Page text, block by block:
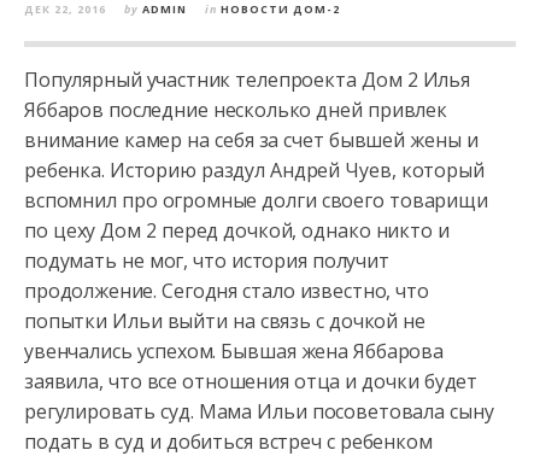
ДЕК 22, 2016 by ADMIN in НОВОСТИ ДОМ-2
Популярный участник телепроекта Дом 2 Илья
Яббаров последние несколько дней привлек
внимание камер на себя за счет бывшей жены и
ребенка. Историю раздул Андрей Чуев, который
вспомнил про огромные долги своего товарищи
по цеху Дом 2 перед дочкой, однако никто и
подумать не мог, что история получит
продолжение. Сегодня стало известно, что
попытки Ильи выйти на связь с дочкой не
увенчались успехом. Бывшая жена Яббарова
заявила, что все отношения отца и дочки будет
регулировать суд. Мама Ильи посоветовала сыну
подать в суд и добиться встреч с ребенком